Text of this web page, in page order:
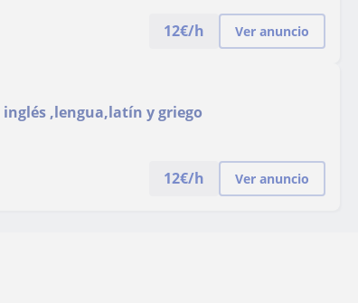
12€/h Ver anuncio
,lengua,latín y griego
12€/h Ver anuncio